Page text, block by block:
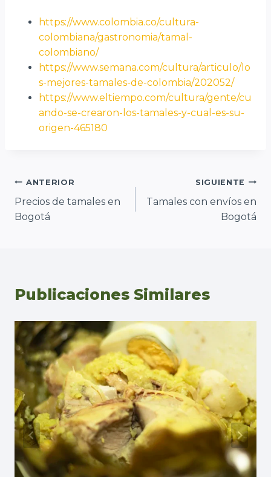
https://www.colombia.co/cultura-
colombiana/gastronomia/tamal-
colombiano/
https://www.semana.com/cultura/articulo/lo
s-mejores-tamales-de-colombia/202052/
https://www.eltiempo.com/cultura/gente/cu
ando-se-crearon-los-tamales-y-cual-es-su-
origen-465180
Navegación
de
ANTERIOR
Precios de tamales en
Bogotá
SIGUIENTE
Tamales con envíos en
Bogotá
Publicaciones Similares